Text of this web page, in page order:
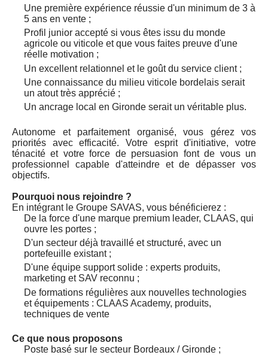
Une première expérience réussie d'un minimum de 3 à
5 ans en vente ;
Profil junior accepté si vous êtes issu du monde
agricole ou viticole et que vous faites preuve d'une
réelle motivation ;
Un excellent relationnel et le goût du service client ;
Une connaissance du milieu viticole bordelais serait
un atout très apprécié ;
Un ancrage local en Gironde serait un véritable plus.
Autonome et parfaitement organisé, vous gérez vos
priorités avec efficacité. Votre esprit d'initiative, votre
ténacité et votre force de persuasion font de vous un
professionnel capable d'atteindre et de dépasser vos
objectifs.
Pourquoi nous rejoindre ?
En intégrant le Groupe SAVAS, vous bénéficierez :
De la force d'une marque premium leader, CLAAS, qui
ouvre les portes ;
D'un secteur déjà travaillé et structuré, avec un
portefeuille existant ;
D'une équipe support solide : experts produits,
marketing et SAV reconnu ;
De formations régulières aux nouvelles technologies
et équipements : CLAAS Academy, produits,
techniques de vente
Ce que nous proposons
Poste basé sur le secteur Bordeaux / Gironde ;